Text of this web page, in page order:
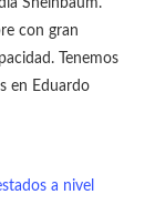
Sheinbaum.
con gran
Tenemos
en Eduardo
a nivel